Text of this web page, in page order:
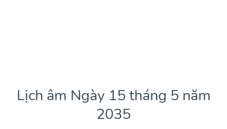
Lịch âm Ngày 15 tháng 5 năm
2035